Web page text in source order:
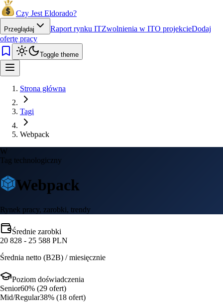
Czy Jest Eldorado?
Przeglądaj Raport rynku ITZwolnienia w ITO projekcieDodaj
ofertę pracy
Toggle theme
Strona główna
Tagi
Webpack
W
Tag technologiczny
Webpack
Rynek pracy, zarobki, trendy
Średnie zarobki
20 828 - 25 588 PLN
Średnia netto (B2B) / miesięcznie
Poziom doświadczenia
Senior60% (29 ofert)
Mid/Regular38% (18 ofert)